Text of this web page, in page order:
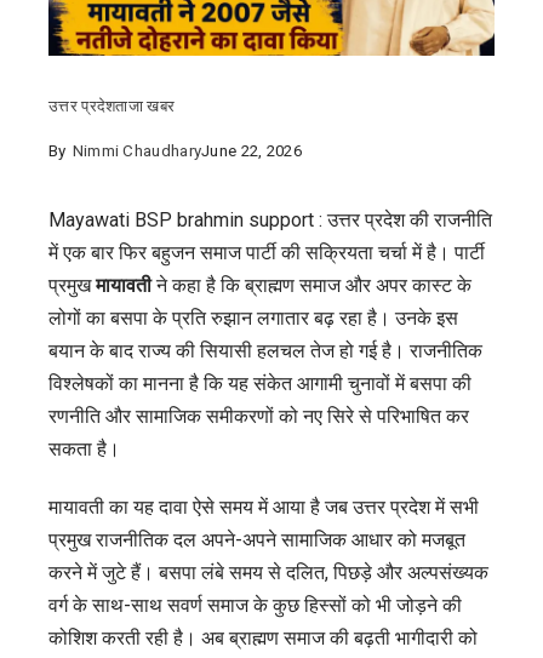
उत्तर प्रदेशताजा खबर
By Nimmi ChaudharyJune 22, 2026
Mayawati BSP brahmin support : उत्तर प्रदेश की राजनीति
में एक बार फिर बहुजन समाज पार्टी की सक्रियता चर्चा में है। पार्टी
प्रमुखमायावतीने कहा है कि ब्राह्मण समाज और अपर कास्ट के
लोगों का बसपा के प्रति रुझान लगातार बढ़ रहा है। उनके इस
बयान के बाद राज्य की सियासी हलचल तेज हो गई है। राजनीतिक
विश्लेषकों का मानना है कि यह संकेत आगामी चुनावों में बसपा की
रणनीति और सामाजिक समीकरणों को नए सिरे से परिभाषित कर
सकता है।
मायावती का यह दावा ऐसे समय में आया है जब उत्तर प्रदेश में सभी
प्रमुख राजनीतिक दल अपने-अपने सामाजिक आधार को मजबूत
करने में जुटे हैं। बसपा लंबे समय से दलित, पिछड़े और अल्पसंख्यक
वर्ग के साथ-साथ सवर्ण समाज के कुछ हिस्सों को भी जोड़ने की
कोशिश करती रही है। अब ब्राह्मण समाज की बढ़ती भागीदारी को